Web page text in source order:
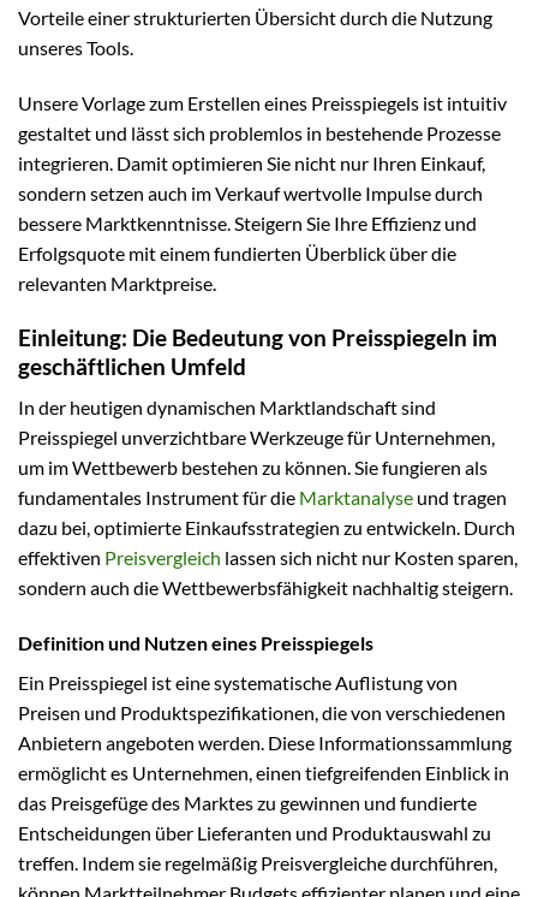
Vorteile einer strukturierten Übersicht durch die Nutzung
unseres Tools.
Unsere Vorlage zum Erstellen eines Preisspiegels ist intuitiv
gestaltet und lässt sich problemlos in bestehende Prozesse
integrieren. Damit optimieren Sie nicht nur Ihren Einkauf,
sondern setzen auch im Verkauf wertvolle Impulse durch
bessere Marktkenntnisse. Steigern Sie Ihre Effizienz und
Erfolgsquote mit einem fundierten Überblick über die
relevanten Marktpreise.
Einleitung: Die Bedeutung von Preisspiegeln im
geschäftlichen Umfeld
In der heutigen dynamischen Marktlandschaft sind
Preisspiegel unverzichtbare Werkzeuge für Unternehmen,
um im Wettbewerb bestehen zu können. Sie fungieren als
fundamentales Instrument für die Marktanalyse und tragen
dazu bei, optimierte Einkaufsstrategien zu entwickeln. Durch
effektiven Preisvergleich lassen sich nicht nur Kosten sparen,
sondern auch die Wettbewerbsfähigkeit nachhaltig steigern.
Definition und Nutzen eines Preisspiegels
Ein Preisspiegel ist eine systematische Auflistung von
Preisen und Produktspezifikationen, die von verschiedenen
Anbietern angeboten werden. Diese Informationssammlung
ermöglicht es Unternehmen, einen tiefgreifenden Einblick in
das Preisgefüge des Marktes zu gewinnen und fundierte
Entscheidungen über Lieferanten und Produktauswahl zu
treffen. Indem sie regelmäßig Preisvergleiche durchführen,